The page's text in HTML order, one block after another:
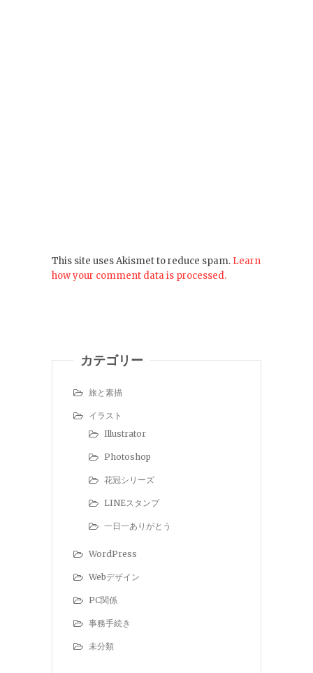
This site uses Akismet to reduce spam. Learn
how your comment data is processed.
カテゴリー
旅と素描
イラスト
Illustrator
Photoshop
花冠シリーズ
LINEスタンプ
一日一ありがとう
WordPress
Webデザイン
PC関係
事務手続き
未分類